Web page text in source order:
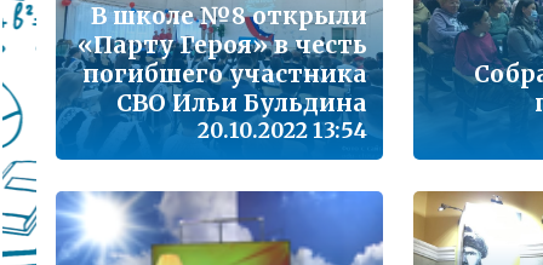
В сезон гриппа и острых респираторных
наша с Вами общая задача – не допустить
заболеваемости
Подробнее...
Лицам, желающим сдать единый
(далее ЕГЭ) в 2026 году
Подробнее...
В школе №8 открыли
«Парту Героя» в честь
погибшего участника
СВО Ильи Бульдина
20.10.2022 13:54